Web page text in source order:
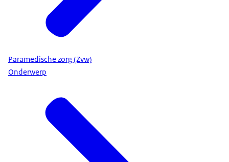
Paramedische zorg (Zvw)
Onderwerp